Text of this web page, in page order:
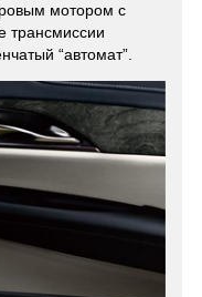
мотором с
трансмиссии
“автомат”.